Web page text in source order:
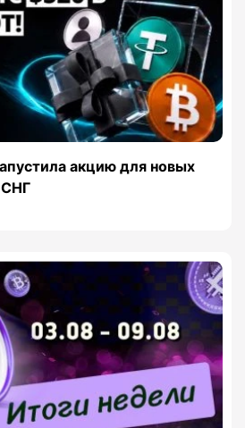
акцию для новых
СНГ